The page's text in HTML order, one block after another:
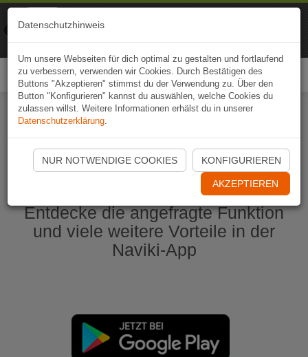
Naviki App jetzt öffnen
Entdecke die angefragte Funktion
und viele weitere Vorteile in der
Naviki-App
Datenschutzhinweis
Um unsere Webseiten für dich optimal zu gestalten und fortlaufend
zu verbessern, verwenden wir Cookies. Durch Bestätigen des
Buttons "Akzeptieren" stimmst du der Verwendung zu. Über den
Button "Konfigurieren" kannst du auswählen, welche Cookies du
zulassen willst. Weitere Informationen erhälst du in unserer
Datenschutzerklärung.
NUR NOTWENDIGE COOKIES KONFIGURIEREN
AKZEPTIEREN
Naviki